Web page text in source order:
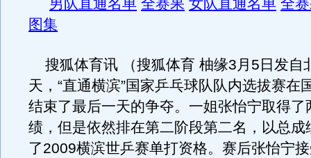
男队直通名单 全赛果 女队直通名单 全
图集
搜狐体育讯 （搜狐体育 柚缘3月5日发自
天，“直通横滨”国家乒乓球队队内选拔赛在
结束了最后一天的争夺。一姐张怡宁取得了
绩，但是依然排在第二阶段第二名，以总成
了2009横滨世乒赛单打资格。赛后张怡宁